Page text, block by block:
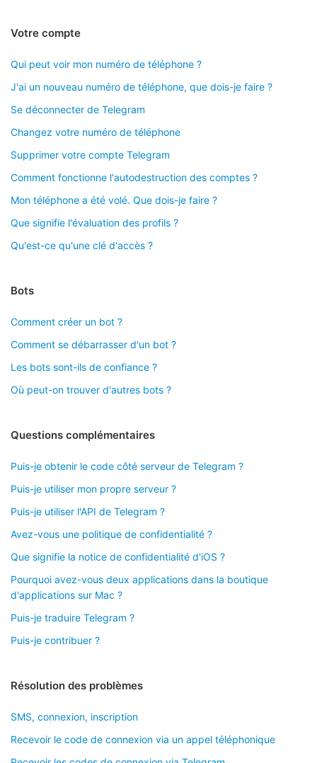
Votre compte
Qui peut voir mon numéro de téléphone ?
J'ai un nouveau numéro de téléphone, que dois-je faire ?
Se déconnecter de Telegram
Changez votre numéro de téléphone
Supprimer votre compte Telegram
Comment fonctionne l'autodestruction des comptes ?
Mon téléphone a été volé. Que dois-je faire ?
Que signifie l'évaluation des profils ?
Qu'est-ce qu'une clé d'accès ?
Bots
Comment créer un bot ?
Comment se débarrasser d'un bot ?
Les bots sont-ils de confiance ?
Où peut-on trouver d'autres bots ?
Questions complémentaires
Puis-je obtenir le code côté serveur de Telegram ?
Puis-je utiliser mon propre serveur ?
Puis-je utiliser l'API de Telegram ?
Avez-vous une politique de confidentialité ?
Que signifie la notice de confidentialité d'iOS ?
Pourquoi avez-vous deux applications dans la boutique
d'applications sur Mac ?
Puis-je traduire Telegram ?
Puis-je contribuer ?
Résolution des problèmes
SMS, connexion, inscription
Recevoir le code de connexion via un appel téléphonique